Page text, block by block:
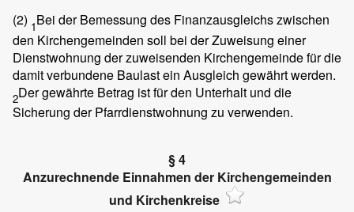
(2) 1Bei der Bemessung des Finanzausgleichs zwischen
den Kirchengemeinden soll bei der Zuweisung einer
Dienstwohnung der zuweisenden Kirchengemeinde für die
damit verbundene Baulast ein Ausgleich gewährt werden.
2Der gewährte Betrag ist für den Unterhalt und die
Sicherung der Pfarrdienstwohnung zu verwenden.
§ 4
Anzurechnende Einnahmen der Kirchengemeinden
und Kirchenkreise